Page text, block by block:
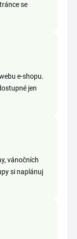
se
e-shopu.
jen
vánočních
si naplánuj